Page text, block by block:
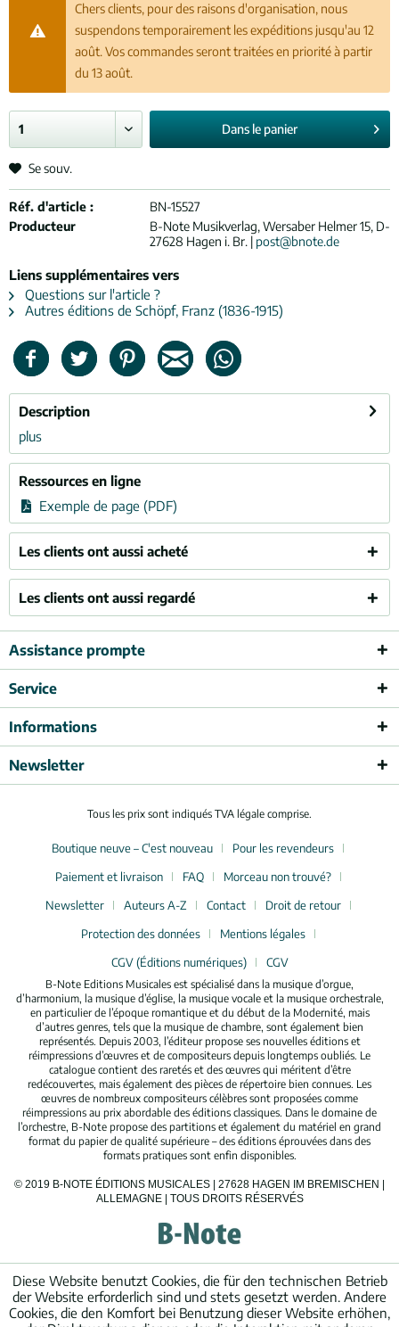
Chers clients, pour des raisons d'organisation, nous
suspendons temporairement les expéditions jusqu'au 12
août. Vos commandes seront traitées en priorité à partir
du 13 août.
Dans le panier
Se souv.
Réf. d'article :
BN-15527
Producteur
B-Note Musikverlag, Wersaber Helmer 15, D-
27628 Hagen i. Br. | post@bnote.de
Liens supplémentaires vers
Questions sur l'article ?
Autres éditions de Schöpf, Franz (1836-1915)
Description
plus
Ressources en ligne
Exemple de page (PDF)
Les clients ont aussi acheté
Les clients ont aussi regardé
Assistance prompte
Service
Informations
Newsletter
Tous les prix sont indiqués TVA légale comprise.
Boutique neuve – C'est nouveau
Pour les revendeurs
Paiement et livraison
FAQ
Morceau non trouvé?
Newsletter
Auteurs A-Z Contact
Droit de retour
Protection des données
Mentions légales
CGV (Éditions numériques)
CGV
B-Note Editions Musicales est spécialisé dans la musique d’orgue,
d’harmonium, la musique d’église, la musique vocale et la musique orchestrale,
en particulier de l’époque romantique et du début de la Modernité, mais
d’autres genres, tels que la musique de chambre, sont également bien
représentés. Depuis 2003, l’éditeur propose ses nouvelles éditions et
réimpressions d’œuvres et de compositeurs depuis longtemps oubliés. Le
catalogue contient des raretés et des œuvres qui méritent d’être
redécouvertes, mais également des pièces de répertoire bien connues. Les
œuvres de nombreux compositeurs célèbres sont proposées comme
réimpressions au prix abordable des éditions classiques. Dans le domaine de
l’orchestre, B-Note propose des partitions et également du matériel en grand
format du papier de qualité supérieure – des éditions éprouvées dans des
formats pratiques sont enfin disponibles.
© 2019 B-NOTE ÉDITIONS MUSICALES | 27628 HAGEN IM BREMISCHEN |
ALLEMAGNE | TOUS DROITS RÉSERVÉS
Diese Website benutzt Cookies, die für den technischen Betrieb
der Website erforderlich sind und stets gesetzt werden. Andere
Cookies, die den Komfort bei Benutzung dieser Website erhöhen,